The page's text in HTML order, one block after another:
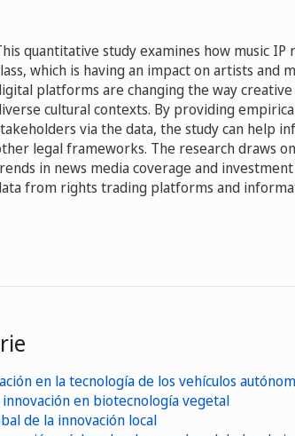
quantitative study examines how music
which is having an impact on artists and
platforms are changing the way
cultural contexts. By providing
via the data, the study can help
legal frameworks. The research draws
in news media coverage and
from rights trading platforms and
en la tecnología de los vehículos
innovación en biotecnología vegetal
de la innovación local